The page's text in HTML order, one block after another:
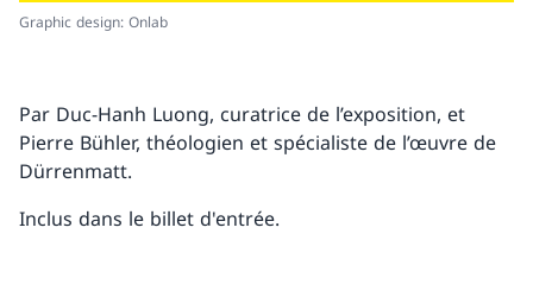
Graphic design: Onlab
Par Duc-Hanh Luong, curatrice de l’exposition, et
Pierre Bühler, théologien et spécialiste de l’œuvre de
Dürrenmatt.
Inclus dans le billet d'entrée.